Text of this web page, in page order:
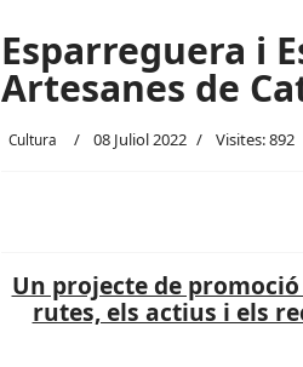
Esparreguera i
Artesanes de
Cultura 08 Juliol 2022 Visites: 892
Un projecte de
rutes, els actius i els